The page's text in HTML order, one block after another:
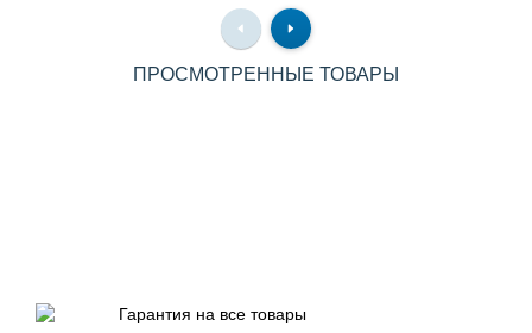
ПРОСМОТРЕННЫЕ ТОВАРЫ
Гарантия на все товары